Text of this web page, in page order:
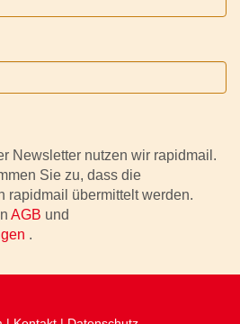
Newsletter nutzen wir rapidmail.
Sie zu, dass die
rapidmail übermittelt werden.
AGB und
.